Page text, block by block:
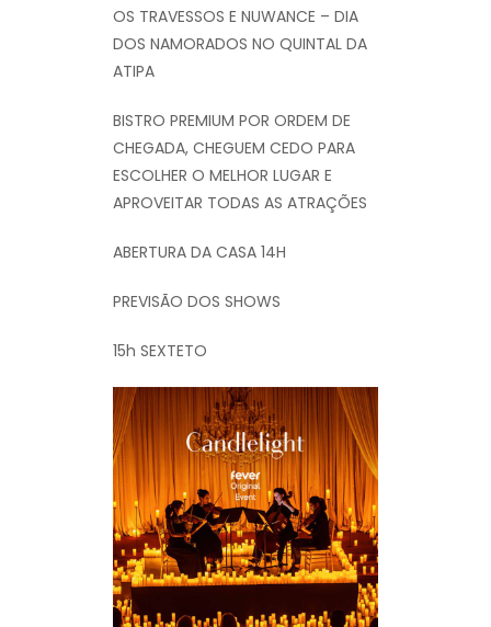
OS TRAVESSOS E NUWANCE – DIA
DOS NAMORADOS NO QUINTAL DA
ATIPA
BISTRO PREMIUM POR ORDEM DE
CHEGADA, CHEGUEM CEDO PARA
ESCOLHER O MELHOR LUGAR E
APROVEITAR TODAS AS ATRAÇÕES
ABERTURA DA CASA 14H
PREVISÃO DOS SHOWS
15h SEXTETO